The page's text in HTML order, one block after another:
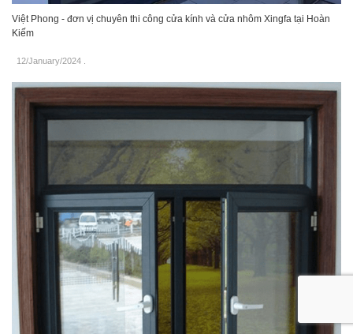
Việt Phong - đơn vị chuyên thi công cửa kính và cửa nhôm Xingfa tại Hoàn
Kiếm
12/January/2024